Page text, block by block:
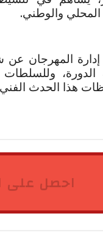
المحلي والوطني.
المهرجان
الدورة،
هذا الحدث
احصل على